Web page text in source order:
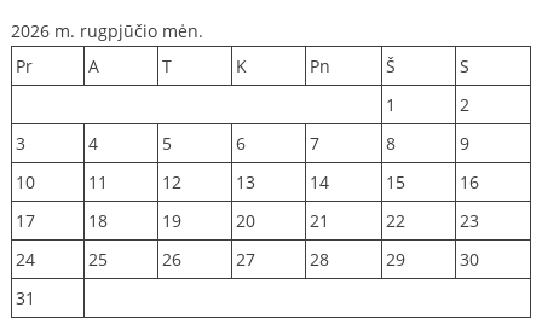
2026 m. rugpjūčio mėn.
Pr
A T K Pn Š
S
1
2
3
4 5 6 7 8
9
10
11 12 13 14 15
16
17
18 19 20 21 22
23
24
25 26 27 28 29
30
31